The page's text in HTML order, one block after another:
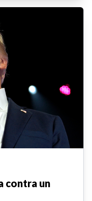
contra un